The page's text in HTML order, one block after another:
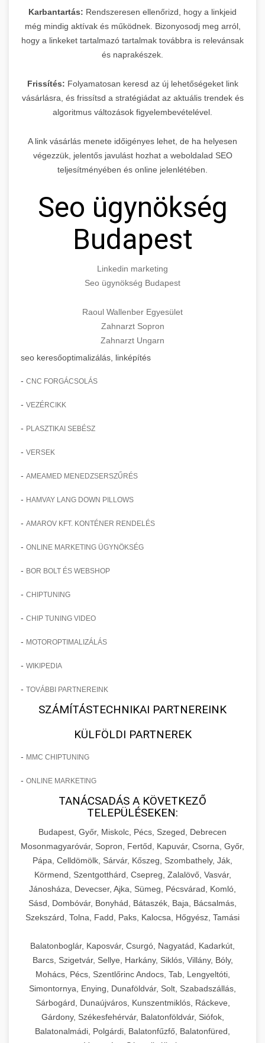
Karbantartás: Rendszeresen ellenőrizd, hogy a linkjeid
még mindig aktívak és működnek. Bizonyosodj meg arról,
hogy a linkeket tartalmazó tartalmak továbbra is relevánsak
és naprakészek.
Frissítés: Folyamatosan keresd az új lehetőségeket link
vásárlásra, és frissítsd a stratégiádat az aktuális trendek és
algoritmus változások figyelembevételével.
A link vásárlás menete időigényes lehet, de ha helyesen
végezzük, jelentős javulást hozhat a weboldalad SEO
teljesítményében és online jelenlétében.
Seo ügynökség
Budapest
Linkedin marketing
Seo ügynökség Budapest
Raoul Wallenber Egyesület
Zahnarzt Sopron
Zahnarzt Ungarn
seo keresőoptimalizálás, linképítés
- CNC FORGÁCSOLÁS
- VEZÉRCIKK
- PLASZTIKAI SEBÉSZ
- VERSEK
- AMEAMED MENEDZSERSZŰRÉS
- HAMVAY LANG DOWN PILLOWS
- AMAROV KFT. KONTÉNER RENDELÉS
- ONLINE MARKETING ÜGYNÖKSÉG
- BOR BOLT ÉS WEBSHOP
- CHIPTUNING
- CHIP TUNING VIDEO
- MOTOROPTIMALIZÁLÁS
- WIKIPEDIA
- TOVÁBBI PARTNEREINK
SZÁMÍTÁSTECHNIKAI PARTNEREINK
KÜLFÖLDI PARTNEREK
- MMC CHIPTUNING
- ONLINE MARKETING
TANÁCSADÁS A KÖVETKEZŐ
TELEPÜLÉSEKEN:
Budapest, Győr, Miskolc, Pécs, Szeged, Debrecen
Mosonmagyaróvár, Sopron, Fertőd, Kapuvár, Csorna, Győr,
Pápa, Celldömölk, Sárvár, Kőszeg, Szombathely, Ják,
Körmend, Szentgotthárd, Csepreg, Zalalövő, Vasvár,
Jánosháza, Devecser, Ajka, Sümeg, Pécsvárad, Komló,
Sásd, Dombóvár, Bonyhád, Bátaszék, Baja, Bácsalmás,
Szekszárd, Tolna, Fadd, Paks, Kalocsa, Hőgyész, Tamási
Balatonboglár, Kaposvár, Csurgó, Nagyatád, Kadarkút,
Barcs, Szigetvár, Sellye, Harkány, Siklós, Villány, Bóly,
Mohács, Pécs, Szentlőrinc Andocs, Tab, Lengyeltóti,
Simontornya, Enying, Dunaföldvár, Solt, Szabadszállás,
Sárbogárd, Dunaújváros, Kunszentmiklós, Ráckeve,
Gárdony, Székesfehérvár, Balatonföldvár, Siófok,
Balatonalmádi, Polgárdi, Balatonfűzfő, Balatonfüred,